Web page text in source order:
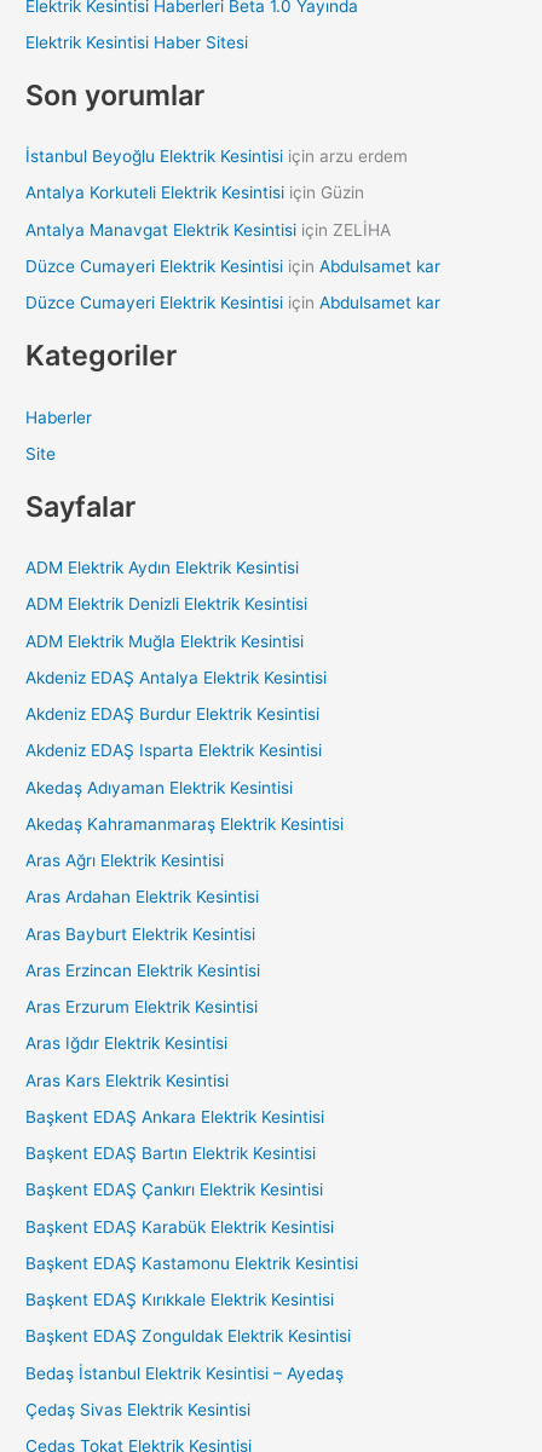
o
r
Elektrik Kesintisi Haberleri Beta 1.0 Yayında
Elektrik Kesintisi Haber Sitesi
Son yorumlar
İstanbul Beyoğlu Elektrik Kesintisi içinarzu erdem
Antalya Korkuteli Elektrik Kesintisi için Güzin
Antalya Manavgat Elektrik Kesintisi için ZELİHA
Düzce Cumayeri Elektrik Kesintisi içinAbdulsamet kar
Düzce Cumayeri Elektrik Kesintisi içinAbdulsamet kar
Kategoriler
Haberler
Site
Sayfalar
ADM Elektrik Aydın Elektrik Kesintisi
ADM Elektrik Denizli Elektrik Kesintisi
ADM Elektrik Muğla Elektrik Kesintisi
Akdeniz EDAŞ Antalya Elektrik Kesintisi
Akdeniz EDAŞ Burdur Elektrik Kesintisi
Akdeniz EDAŞ Isparta Elektrik Kesintisi
Akedaş Adıyaman Elektrik Kesintisi
Akedaş Kahramanmaraş Elektrik Kesintisi
Aras Ağrı Elektrik Kesintisi
Aras Ardahan Elektrik Kesintisi
Aras Bayburt Elektrik Kesintisi
Aras Erzincan Elektrik Kesintisi
Aras Erzurum Elektrik Kesintisi
Aras Iğdır Elektrik Kesintisi
Aras Kars Elektrik Kesintisi
Başkent EDAŞ Ankara Elektrik Kesintisi
Başkent EDAŞ Bartın Elektrik Kesintisi
Başkent EDAŞ Çankırı Elektrik Kesintisi
Başkent EDAŞ Karabük Elektrik Kesintisi
Başkent EDAŞ Kastamonu Elektrik Kesintisi
Başkent EDAŞ Kırıkkale Elektrik Kesintisi
Başkent EDAŞ Zonguldak Elektrik Kesintisi
Bedaş İstanbul Elektrik Kesintisi – Ayedaş
Çedaş Sivas Elektrik Kesintisi
Çedaş Tokat Elektrik Kesintisi